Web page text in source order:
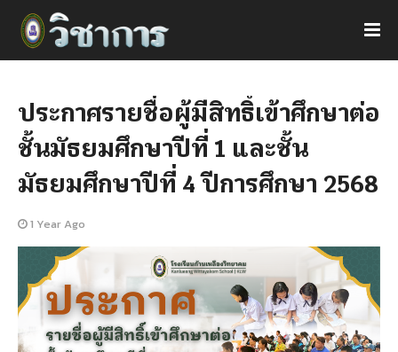
ประกาศรายชื่อผู้มีสิทธิ์เข้าศึกษาต่อ
ชั้นมัธยมศึกษาปีที่ 1 และชั้น
มัธยมศึกษาปีที่ 4 ปีการศึกษา 2568
1 Year Ago